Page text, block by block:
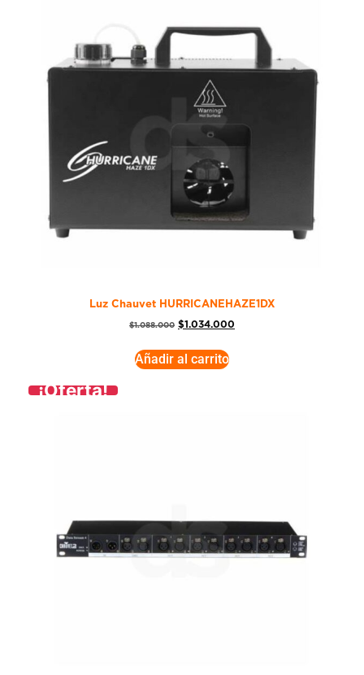
Luz Chauvet HURRICANEHAZE1DX
$1.088.000 $1.034.000
Añadir al carrito
¡Oferta!